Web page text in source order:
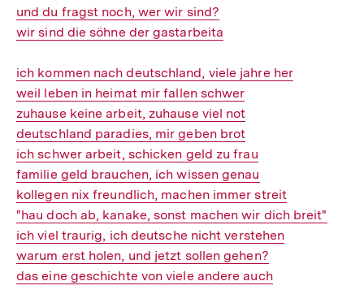
und du fragst noch, wer wir sind?
wir sind die söhne der gastarbeita
ich kommen nach deutschland, viele jahre her
weil leben in heimat mir fallen schwer
zuhause keine arbeit, zuhause viel not
deutschland paradies, mir geben brot
ich schwer arbeit, schicken geld zu frau
familie geld brauchen, ich wissen genau
kollegen nix freundlich, machen immer streit
"hau doch ab, kanake, sonst machen wir dich breit"
ich viel traurig, ich deutsche nicht verstehen
warum erst holen, und jetzt sollen gehen?
das eine geschichte von viele andere auch